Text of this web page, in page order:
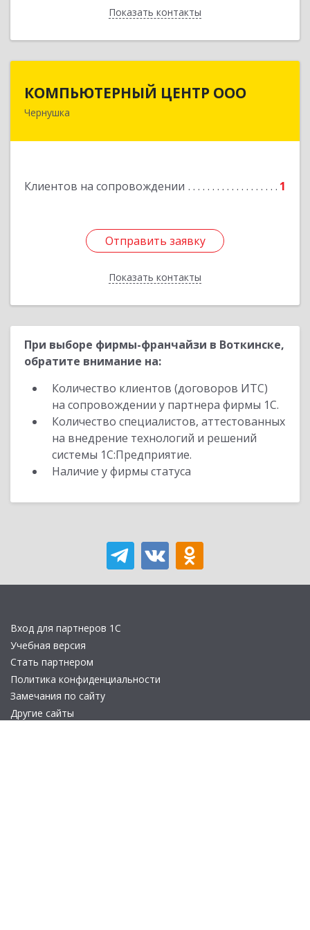
Показать контакты
Назад
КОМПЬЮТЕРНЫЙ ЦЕНТР ООО
Чернушка
Клиентов на сопровождении 1
Отправить заявку
Показать контакты
КОМПЬЮТЕРНЫЙ ЦЕНТР ООО
Отправить заявку
Назад
При выборе фирмы-франчайзи в Воткинске,
обратите внимание на:
Количество клиентов (договоров ИТС)
на сопровождении у партнера фирмы 1С.
Количество специалистов, аттестованных
на внедрение технологий и решений
системы 1С:Предприятие.
Наличие у фирмы статуса
Вход для партнеров 1С
Учебная версия
Стать партнером
Политика конфиденциальности
Замечания по сайту
Другие сайты